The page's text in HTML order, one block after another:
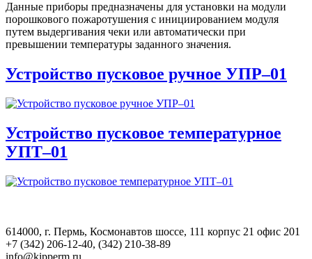
Данные приборы предназначены для установки на модули
порошкового пожаротушения с инициированием модуля
путем выдергивания чеки или автоматически при
превышении температуры заданного значения.
Устройство пусковое ручное УПР–01
Устройство пусковое температурное
УПТ–01
614000, г. Пермь, Космонавтов шоссе, 111 корпус 21 офис 201
+7 (342) 206-12-40, (342) 210-38-89
info@kipperm.ru